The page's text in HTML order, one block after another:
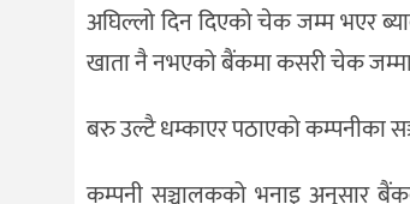
अघिल्लो दिन दिएको चेक जम्म भएर
खाता नै नभएको बैंकमा कसरी चेक जम्मा
बरु उल्टै धम्काएर पठाएको कम्पनीका
कम्पनी सञ्चालकको भनाइ अनुसार